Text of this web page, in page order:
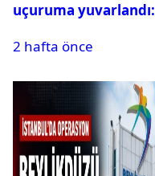
uçuruma yuvarlandı:
var
2 hafta önce